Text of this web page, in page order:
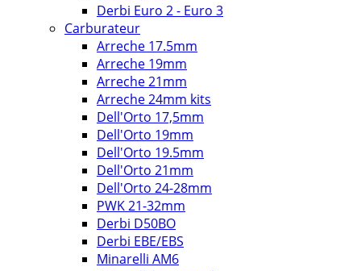
Derbi Euro 2 - Euro 3
Carburateur
Arreche 17.5mm
Arreche 19mm
Arreche 21mm
Arreche 24mm kits
Dell'Orto 17,5mm
Dell'Orto 19mm
Dell'Orto 19.5mm
Dell'Orto 21mm
Dell'Orto 24-28mm
PWK 21-32mm
Derbi D50BO
Derbi EBE/EBS
Minarelli AM6